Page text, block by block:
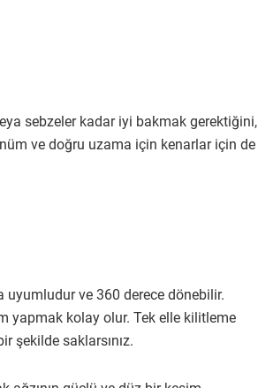
sebzeler kadar iyi bakmak gerektiğini,
ve doğru uzama için kenarlar için de
uyumludur ve 360 derece dönebilir.
yapmak kolay olur. Tek elle kilitleme
şekilde saklarsınız.